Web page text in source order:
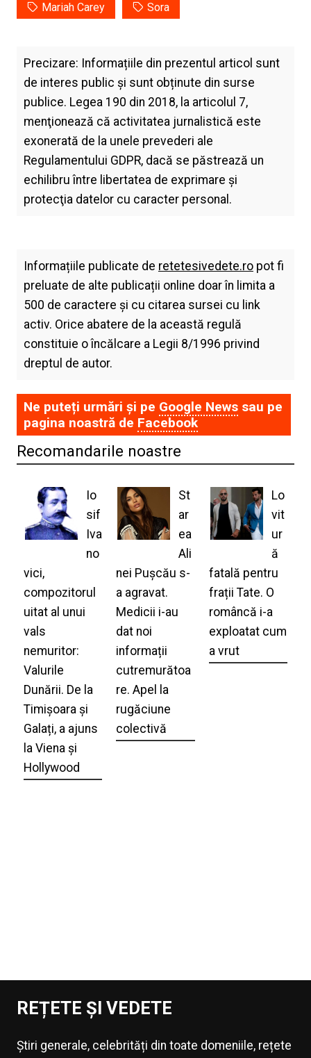
Mariah Carey Sora
Precizare: Informațiile din prezentul articol sunt
de interes public și sunt obținute din surse
publice. Legea 190 din 2018, la articolul 7,
menţionează că activitatea jurnalistică este
exonerată de la unele prevederi ale
Regulamentului GDPR, dacă se păstrează un
echilibru între libertatea de exprimare şi
protecţia datelor cu caracter personal.
Informațiile publicate de retetesivedete.ropot fi
preluate de alte publicații online doar în limita a
500 de caractere și cu citarea sursei cu link
activ. Orice abatere de la această regulă
constituie o încălcare a Legii 8/1996 privind
dreptul de autor.
Ne puteți urmări și pe Google Newssau pe
pagina noastră de Facebook
Recomandarile noastre
Io
sif
Iva
no
vici,
compozitorul
uitat al unui
vals
nemuritor:
Valurile
Dunării. De la
Timișoara și
Galați, a ajuns
la Viena și
Hollywood
St
ar
ea
Ali
nei Pușcău s-
a agravat.
Medicii i-au
dat noi
informații
cutremurătoa
re. Apel la
rugăciune
colectivă
Lo
vit
ur
ă
fatală pentru
frații Tate. O
româncă i-a
exploatat cum
a vrut
REȚETE ȘI VEDETE
Știri generale, celebrități din toate domeniile, rețete